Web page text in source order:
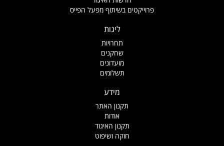
פרוייקטים בשיתוף מפעל הפייס
ליגות
תחרויות
שחקנים
מועדונים
תשלומים
מידע
תקנון האתר
אודות
תקנון האיגוד
חוקה ושיפוט